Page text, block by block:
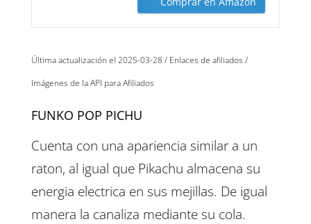
Última actualización el 2025-03-28 / Enlaces de afiliados /
Imágenes de la API para Afiliados
FUNKO POP PICHU
Cuenta con una apariencia similar a un
raton, al igual que Pikachu almacena su
energia electrica en sus mejillas. De igual
manera la canaliza mediante su cola.